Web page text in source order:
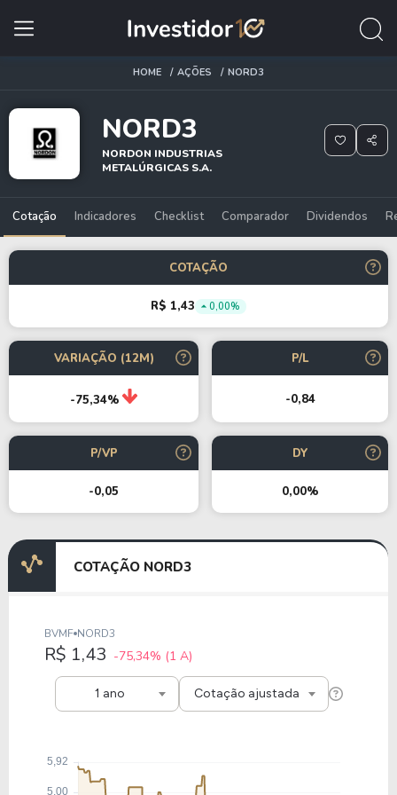
HOME AÇÕES NORD3
NORD3
NORDON INDUSTRIAS
METALÚRGICAS S.A.
Cotação Indicadores Checklist Comparador Dividendos
COTAÇÃO
R$ 1,43 0,00%
VARIAÇÃO (12M)
-75,34%
P/L
-0,84
P/VP
-0,05
DY
0,00%
COTAÇÃO NORD3
1 ano
BVMF NORD3
R$ 1,43 -75,34% (1 A)
Cotação ajustada